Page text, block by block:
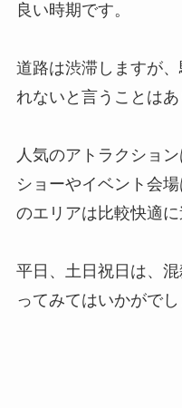
良い時期です。
道路は渋滞しますが
れないと言うことはあ
人気のアトラクショ
ショーやイベント会
のエリアは比較快適に
平日、土日祝日は、
ってみてはいかがでし